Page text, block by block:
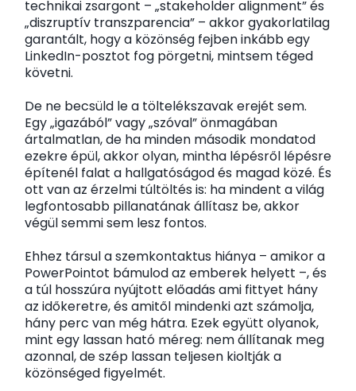
technikai zsargont – „stakeholder alignment” és
„diszruptív transzparencia” – akkor gyakorlatilag
garantált, hogy a közönség fejben inkább egy
LinkedIn-posztot fog pörgetni, mintsem téged
követni.
De ne becsüld le a töltelékszavak erejét sem.
Egy „igazából” vagy „szóval” önmagában
ártalmatlan, de ha minden második mondatod
ezekre épül, akkor olyan, mintha lépésről lépésre
építenél falat a hallgatóságod és magad közé. És
ott van az érzelmi túltöltés is: ha mindent a világ
legfontosabb pillanatának állítasz be, akkor
végül semmi sem lesz fontos.
Ehhez társul a szemkontaktus hiánya – amikor a
PowerPointot bámulod az emberek helyett –, és
a túl hosszúra nyújtott előadás ami fittyet hány
az időkeretre, és amitől mindenki azt számolja,
hány perc van még hátra. Ezek együtt olyanok,
mint egy lassan ható méreg: nem állítanak meg
azonnal, de szép lassan teljesen kioltják a
közönséged figyelmét.